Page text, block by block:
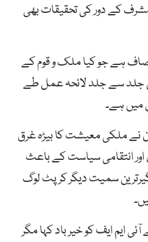
کے دور کی تحقیقات بھی
صاف ہے جو کیا ملک و قوم کے
جلد سے جلد لائحہ عمل طے
میں ہے۔
نے ملکی معیشت کا بیڑہ غرق
اور انتقامی سیاست کے باعث
سمیت دیگر کرپٹ لوگ
ایم ایف کو خیر باد کہا مگر